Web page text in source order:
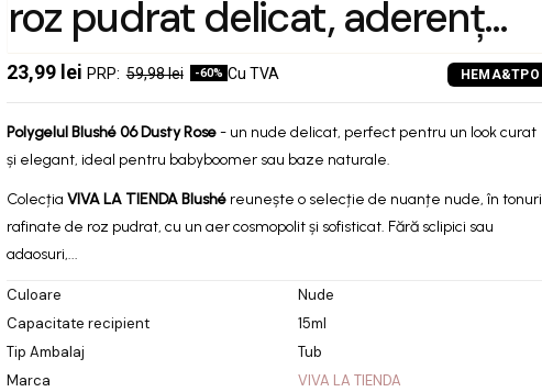
roz pudrat delicat, aderență
optimă, se pilește ușor,
pentru babyboomer și baze
naturale rafinate
23,99 lei 59,98 lei -60% Cu TVA
Polygelul Blushé 06Dusty Rose- un nude delicat, perfect pentru un look curat
și elegant, ideal pentru babyboomer sau baze naturale.
Colecția VIVA LA TIENDA Blushé reunește o selecție de nuanțe nude, în tonuri
rafinate de roz pudrat, cu un aer cosmopolit și sofisticat. Fără sclipici sau
adaosuri,...
Culoare
Nude
Capacitate recipient
15ml
Tip Ambalaj
Tub
Marca
VIVA LA TIENDA